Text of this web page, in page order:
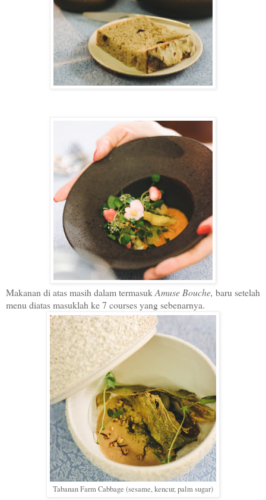
Makanan di atas masih dalam termasukAmuse Bouche, baru setelah
menu diatas masuklah ke 7 courses yang sebenarnya.
Tabanan Farm Cabbage (sesame, kencur, palm sugar)